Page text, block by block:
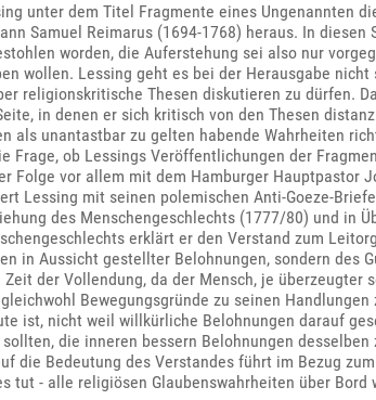
unter dem Titel Fragmente eines Ungenannten
Samuel Reimarus (1694-1768) heraus. In
worden, die Auferstehung sei also nur
wollen. Lessing geht es bei der Herausgabe
religionskritische Thesen diskutieren zu dürfen.
in denen er sich kritisch von den Thesen
als unantastbar zu gelten habende Wahrheiten
Frage, ob Lessings Veröffentlichungen der
Folge vor allem mit dem Hamburger Hauptpastor
Lessing mit seinen polemischen Anti-Goeze-
des Menschengeschlechts (1777/80) und in
erklärt er den Verstand zum
in Aussicht gestellter Belohnungen, sondern des
Zeit der Vollendung, da der Mensch, je
Bewegungsgründe zu seinen
ist, nicht weil willkürliche Belohnungen darauf
die inneren bessern Belohnungen desselben
die Bedeutung des Verstandes führt im Bezug
tut - alle religiösen Glaubenswahrheiten über Bord